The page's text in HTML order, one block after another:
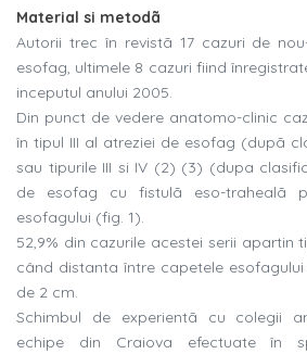
Material si metodã
Autorii trec în revistã 17 cazuri de
esofag, ultimele 8 cazuri fiind
inceputul anului 2005.
Din punct de vedere anatomo-clinic
în tipul III al atreziei de esofag (dupã
sau tipurile III si IV (2) (3) (dupa
de esofag cu fistulã eso-trahealã
esofagului (fig. 1).
52,9% din cazurile acestei serii apartin
când distanta între capetele
de 2 cm.
Schimbul de experientã cu colegii
echipe din Craiova efectuate în